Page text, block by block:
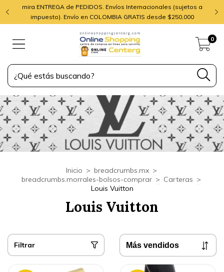
mira ENTREGA de PEDIDOS. Envíos Internacionales (sujetos a
impuesto). Envío en COLOMBIA GRATIS desde $250,000
0
Inicio > breadcrumbs.mx >
breadcrumbs.morrales-bolsos-comprar > Carteras >
Louis Vuitton
Louis Vuitton
Filtrar